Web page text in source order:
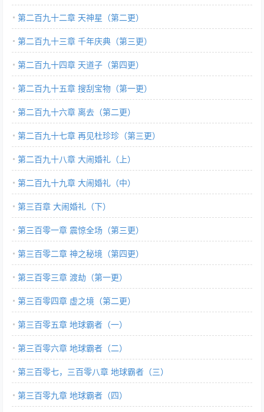
第二百九十二章 天神星（第二更）
第二百九十三章 千年庆典（第三更）
第二百九十四章 天道子（第四更）
第二百九十五章 搜刮宝物（第一更）
第二百九十六章 离去（第二更）
第二百九十七章 再见杜珍珍（第三更）
第二百九十八章 大闹婚礼（上）
第二百九十九章 大闹婚礼（中）
第三百章 大闹婚礼（下）
第三百零一章 震惊全场（第三更）
第三百零二章 神之秘境（第四更）
第三百零三章 渡劫（第一更）
第三百零四章 虚之境（第二更）
第三百零五章 地球霸者（一）
第三百零六章 地球霸者（二）
第三百零七，三百零八章 地球霸者（三）
第三百零九章 地球霸者（四）